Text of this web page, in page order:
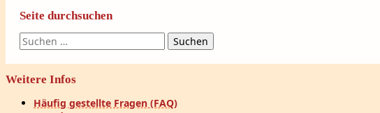
Seite durchsuchen
Suchen
nach:
Weitere Infos
Häufig gestellte Fragen (FAQ)